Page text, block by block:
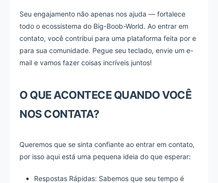
Seu engajamento não apenas nos ajuda — fortalece
todo o ecossistema do Big-Boob-World. Ao entrar em
contato, você contribui para uma plataforma feita por e
para sua comunidade. Pegue seu teclado, envie um e-
mail e vamos fazer coisas incríveis juntos!
O QUE ACONTECE QUANDO VOCÊ
NOS CONTATA?
Queremos que se sinta confiante ao entrar em contato,
por isso aqui está uma pequena ideia do que esperar:
Respostas Rápidas: Sabemos que seu tempo é